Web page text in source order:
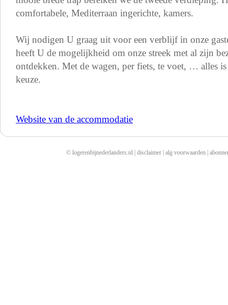
comfortabele, Mediterraan ingerichte, kamers.
Wij nodigen U graag uit voor een verblijf in onze
heeft U de mogelijkheid om onze streek met al zijn
ontdekken. Met de wagen, per fiets, te voet, … alles
keuze.
Website van de accommodatie
© logerenbijnederlanders.nl | disclaimer| alg voorwaarden|